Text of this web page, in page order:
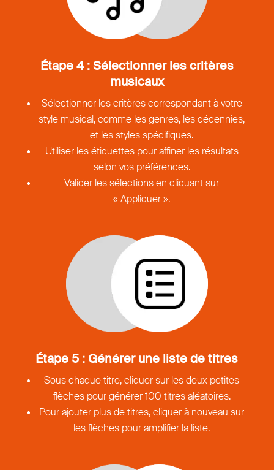
Étape 4 : Sélectionner les critères
musicaux
Sélectionner les critères correspondant à votre
style musical, comme les genres, les décennies,
et les styles spécifiques.
Utiliser les étiquettes pour affiner les résultats
selon vos préférences.
Valider les sélections en cliquant sur
« Appliquer ».
Étape 5 : Générer une liste de titres
Sous chaque titre, cliquer sur les deux petites
flèches pour générer 100 titres aléatoires.
Pour ajouter plus de titres, cliquer à nouveau sur
les flèches pour amplifier la liste.